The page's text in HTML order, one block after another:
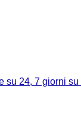
su 24, 7 giorni su